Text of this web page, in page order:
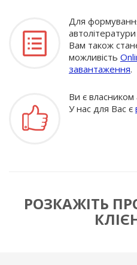
Для
Вам також
можливість
завантаження.
Ви є
У нас для Вас є
РОЗКАЖІТЬ